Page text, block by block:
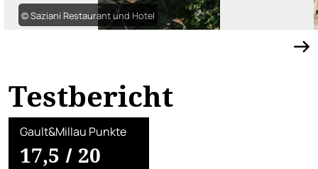
© Saziani Restaurant und Hotel
Testbericht
Gault&Millau Punkte
17,5 / 20